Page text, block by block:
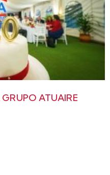
GRUPO ATUAIRE